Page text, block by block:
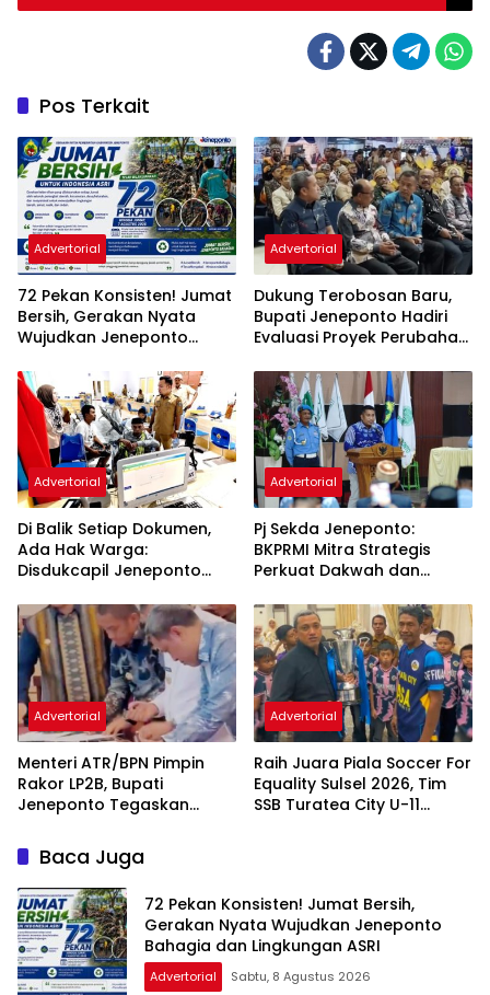
Pos Terkait
Advertorial
72 Pekan Konsisten! Jumat
Bersih, Gerakan Nyata
Wujudkan Jeneponto
ASRI
Advertorial
Dukung Terobosan Baru,
Bupati Jeneponto Hadiri
Evaluasi Proyek Perubahan
Advertorial
Di Balik Setiap Dokumen,
Ada Hak Warga:
Disdukcapil Jeneponto
Layanan Administrasi
Kependudukan
Advertorial
Pj Sekda Jeneponto:
BKPRMI Mitra Strategis
Perkuat Dakwah dan
Advertorial
Menteri ATR/BPN Pimpin
Rakor LP2B, Bupati
Jeneponto Tegaskan
Pertanian
Advertorial
Raih Juara Piala Soccer For
Equality Sulsel 2026, Tim
SSB Turatea City U-11
Baca Juga
72 Pekan Konsisten! Jumat Bersih,
Gerakan Nyata Wujudkan Jeneponto
Bahagia dan Lingkungan ASRI
Advertorial Sabtu, 8 Agustus 2026